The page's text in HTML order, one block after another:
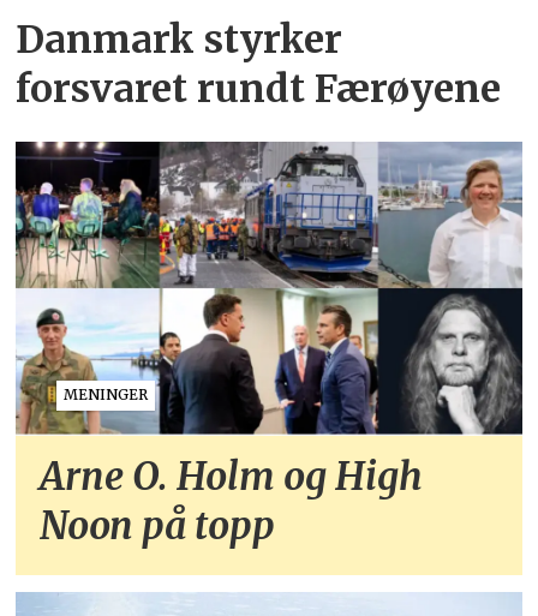
Danmark styrker
forsvaret rundt Færøyene
MENINGER
Arne O. Holm og High
Noon på topp